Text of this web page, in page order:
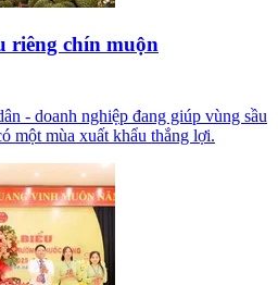
riêng chín muộn
- doanh nghiệp đang giúp vùng sầu
một mùa xuất khẩu thắng lợi.